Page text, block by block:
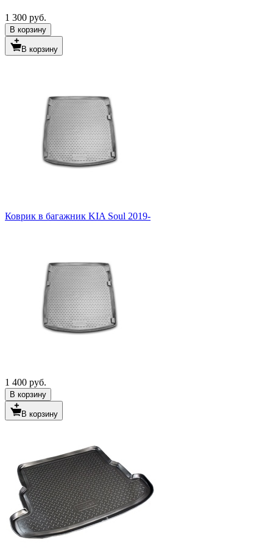
1 300 руб.
В корзину
В корзину
Коврик в багажник KIA Soul 2019-
1 400 руб.
В корзину
В корзину